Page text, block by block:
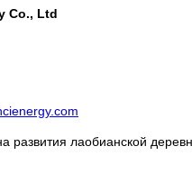
Co., Ltd
развития лаобианской